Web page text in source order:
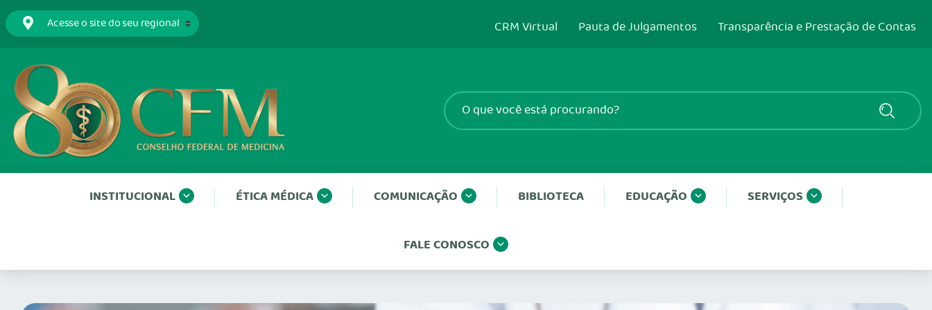
CRM Virtual Pauta de Julgamentos Transparência e Prestação de Contas
INSTITUCIONAL ÉTICA MÉDICA COMUNICAÇÃO BIBLIOTECA EDUCAÇÃO SERVIÇOS
FALE CONOSCO